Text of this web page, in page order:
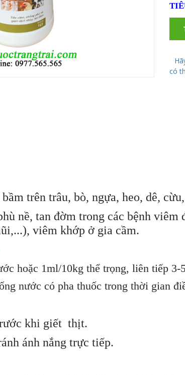
có
trên trâu, bò, ngựa, heo, dê,
nề, tan đờm trong các bệnh viêm
viêm khớp ở gia cầm.
hoặc 1ml/10kg thể trọng, liên tiếp 3-
nước có pha thuốc trong thời gian
khi giết thịt.
ánh nắng trực tiếp.